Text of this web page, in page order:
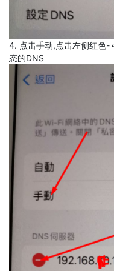
4. 点击手动,点击左侧红色
态的DNS